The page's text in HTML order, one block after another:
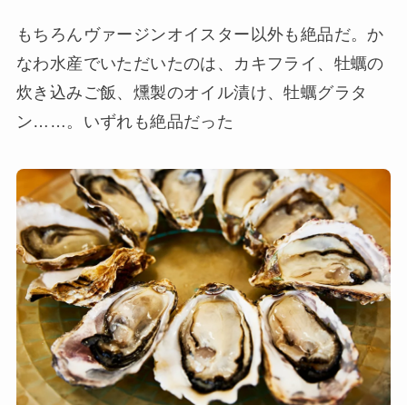
もちろんヴァージンオイスター以外も絶品だ。か
なわ水産でいただいたのは、カキフライ、牡蠣の
炊き込みご飯、燻製のオイル漬け、牡蠣グラタ
ン……。いずれも絶品だった